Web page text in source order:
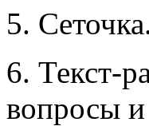
5.
6. Текст-
вопросы